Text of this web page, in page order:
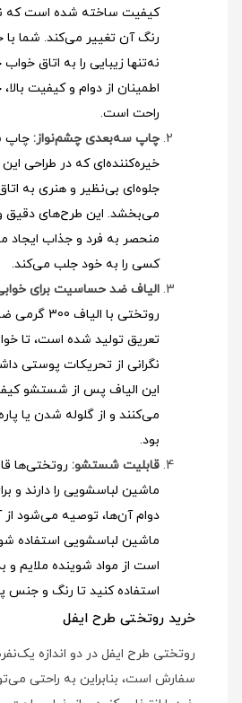
کیفیت ساخته شده است که
رنگ آن تغییر می‌کند. شما
نه‌تنها زیبایی را به اتاق
اطمینان از دوام و کیفیت
راحت است.
چاپ سه‌بعدی چشم‌نواز: چاپ
خیره‌کننده‌ای که در طراحی
جلوه‌ای بی‌نظیر و هنری به
می‌بخشد. این طرح‌های دقیق
منحصر به فرد و جذاب ایجاد
کسی را به خود جلب می‌کند.
الیاف ضد حساسیت برای
روتختی با
تعریق تولید شده است، تا
نگرانی از تحریکات پوستی
این الیاف پس از شستشو
می‌کنند و از گلوله شدن یا
بود.
قابلیت شستشو: روتختی‌ها
ماشین لباسشویی را دارند و
دوام آن‌ها، توصیه می‌شود از
ماشین لباسشویی استفاده
است از مواد شوینده ملایم و
استفاده کنید تا رنگ و جنس
خرید روتختی طرح ایفل
روتختی طرح ایفل در دو اندازه
سفارش است، بنابراین به راحتی